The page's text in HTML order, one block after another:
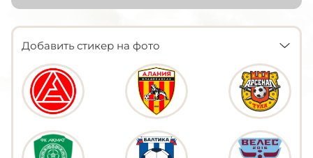
Добавить стикер на фото